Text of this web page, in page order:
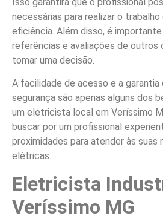
necessárias para realizar o
eficiência. Além disso, é
referências e avaliações de outros
tomar uma decisão.
A facilidade de acesso e a garantia
segurança são apenas alguns dos
um eletricista local em Veríssimo
buscar por um profissional
proximidades para atender às suas
elétricas.
Eletricista
Veríssimo MG